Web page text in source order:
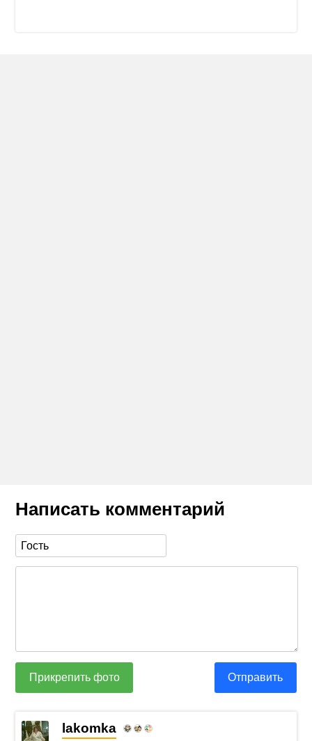
Написать комментарий
Прикрепить фото Отправить
lakomka